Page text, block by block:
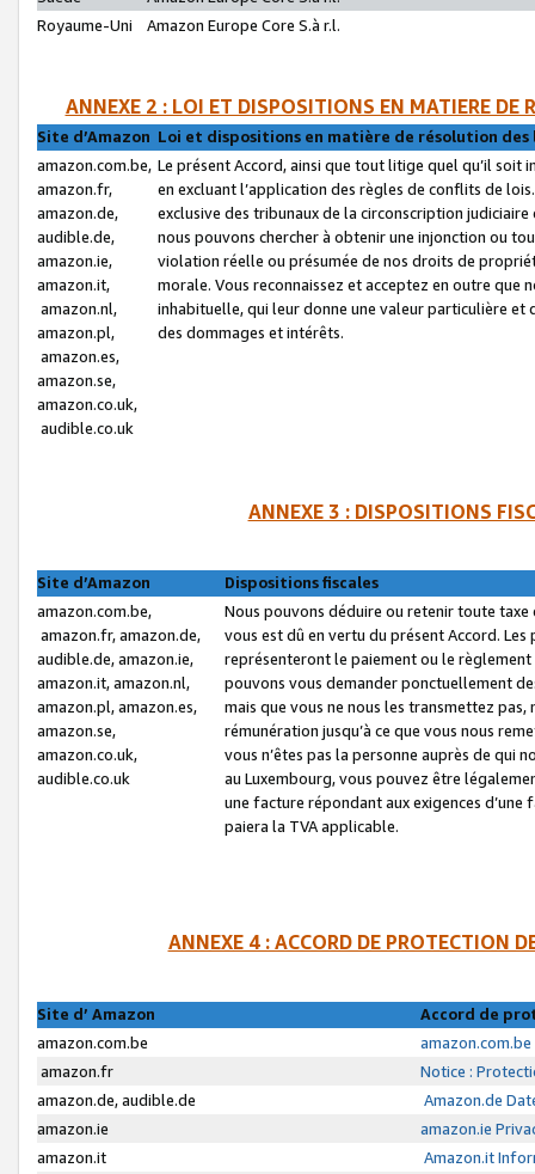
Royaume-Uni
Amazon Europe Core S.à r.l.
ANNEXE 2 : LOI ET DISPOSITIONS EN MATIERE DE
Site d’Amazon Loi et dispositions en matière de résolution
amazon.com.be,
amazon.fr,
amazon.de,
audible.de,
amazon.ie,
amazon.it,
amazon.nl,
amazon.pl,
amazon.es,
amazon.se,
amazon.co.uk,
audible.co.uk
Le présent Accord, ainsi que tout litige quel qu’il soit
en excluant l’application des règles de conflits de
exclusive des tribunaux de la circonscription
nous pouvons chercher à obtenir une injonction ou
violation réelle ou présumée de nos droits de
morale. Vous reconnaissez et acceptez en outre que
inhabituelle, qui leur donne une valeur particulière
des dommages et intérêts.
ANNEXE 3 : DISPOSITIONS
Site d’Amazon
Dispositions fiscales
amazon.com.be,
amazon.fr, amazon.de,
audible.de, amazon.ie,
amazon.it, amazon.nl,
amazon.pl, amazon.es,
amazon.se,
amazon.co.uk,
audible.co.uk
Nous pouvons déduire ou retenir toute
vous est dû en vertu du présent Accord.
représenteront le paiement ou le
pouvons vous demander ponctuellement
mais que vous ne nous les transmettez
rémunération jusqu’à ce que vous nous
vous n’êtes pas la personne auprès de qui
au Luxembourg, vous pouvez être
une facture répondant aux exigences
paiera la TVA applicable.
ANNEXE 4 : ACCORD DE PROTECTION
Site d’ Amazon
Accord de
amazon.com.be
amazon.fr
Notice :
amazon.de, audible.de
Amazon.de
amazon.ie
amazon.ie
amazon.it
Amazon.it